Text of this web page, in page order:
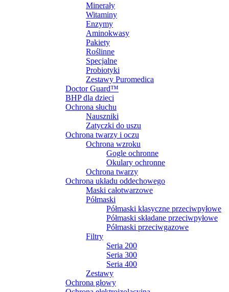
Minerały
Witaminy
Enzymy
Aminokwasy
Pakiety
Roślinne
Specjalne
Probiotyki
Zestawy Puromedica
Doctor Guard™
BHP dla dzieci
Ochrona słuchu
Nauszniki
Zatyczki do uszu
Ochrona twarzy i oczu
Ochrona wzroku
Gogle ochronne
Okulary ochronne
Ochrona twarzy
Ochrona układu oddechowego
Maski całotwarzowe
Półmaski
Półmaski klasyczne przeciwpyłowe
Półmaski składane przeciwpyłowe
Półmaski przeciwgazowe
Filtry
Seria 200
Seria 300
Seria 400
Zestawy
Ochrona głowy